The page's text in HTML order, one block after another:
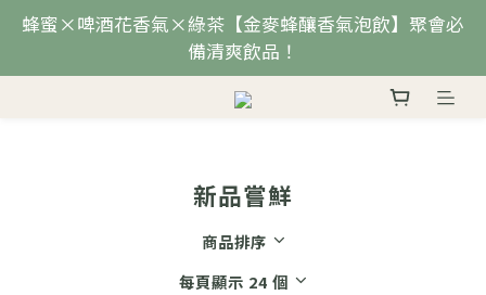
蜂蜜×啤酒花香氣×綠茶【金麥蜂釀香氣泡飲】聚會必
備清爽飲品！
新品嘗鮮
商品排序
每頁顯示 24 個